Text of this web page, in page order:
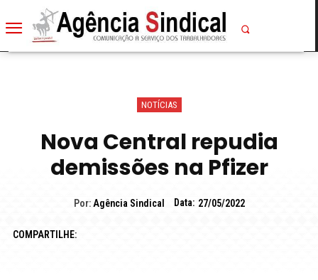
NOTÍCIAS
Nova Central repudia
demissões na Pfizer
Por: Agência Sindical Data: 27/05/2022
COMPARTILHE: